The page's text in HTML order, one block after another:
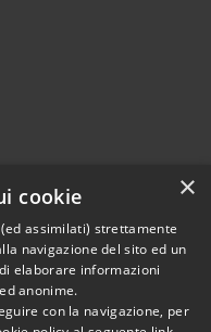
© 2026 • Comune di
×
cookie
assimilati) strettamente
navigazione del sito ed un
elaborare informazioni
anonime.
con la navigazione, per